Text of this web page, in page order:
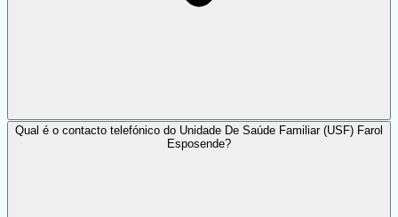
Qual é o contacto telefónico do Unidade De Saúde Familiar (USF) Farol
Esposende?